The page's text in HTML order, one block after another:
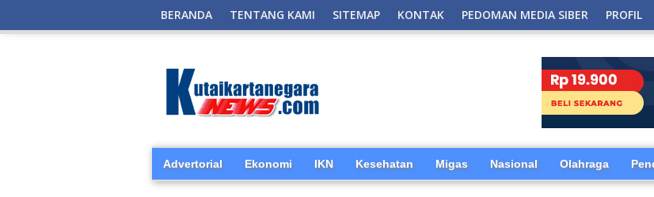
BERANDA TENTANG KAMI SITEMAP KONTAK PEDOMAN MEDIA SIBER PROFIL
Advertorial Ekonomi IKN Kesehatan Migas Nasional Olahraga